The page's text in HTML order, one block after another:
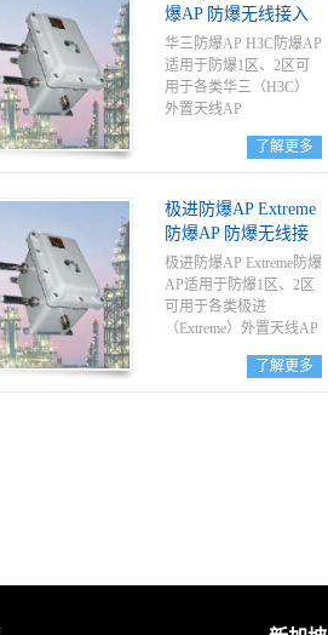
爆AP 防爆无线接入
点
华三防爆AP H3C防爆AP
适用于防爆1区、2区可
用于各类华三（H3C）
外置天线AP
了解更多
极进防爆AP Extreme
防爆AP 防爆无线接
入点
极进防爆AP Extreme防爆
AP适用于防爆1区、2区
可用于各类极进
（Extreme）外置天线AP
了解更多